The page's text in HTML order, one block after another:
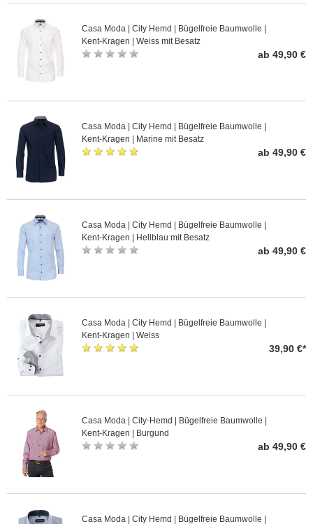
Casa Moda | City Hemd | Bügelfreie Baumwolle |
Kent-Kragen | Weiss mit Besatz
ab 49,90 €
Casa Moda | City Hemd | Bügelfreie Baumwolle |
Kent-Kragen | Marine mit Besatz
ab 49,90 €
Casa Moda | City Hemd | Bügelfreie Baumwolle |
Kent-Kragen | Hellblau mit Besatz
ab 49,90 €
Casa Moda | City Hemd | Bügelfreie Baumwolle |
Kent-Kragen | Weiss
39,90 €*
Casa Moda | City-Hemd | Bügelfreie Baumwolle |
Kent-Kragen | Burgund
ab 49,90 €
Casa Moda | City Hemd | Bügelfreie Baumwolle |